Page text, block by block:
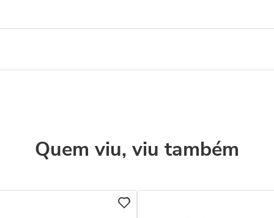
Quem viu, viu também